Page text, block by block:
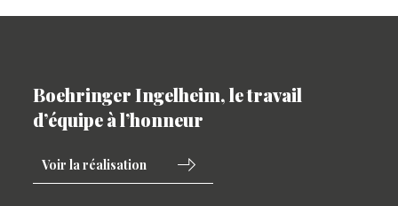
Boehringer Ingelheim, le travail
d’équipe à l’honneur
Voir la réalisation